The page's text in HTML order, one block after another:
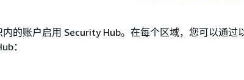
的账户启用 Security Hub。在每个区域，您可以通过
：